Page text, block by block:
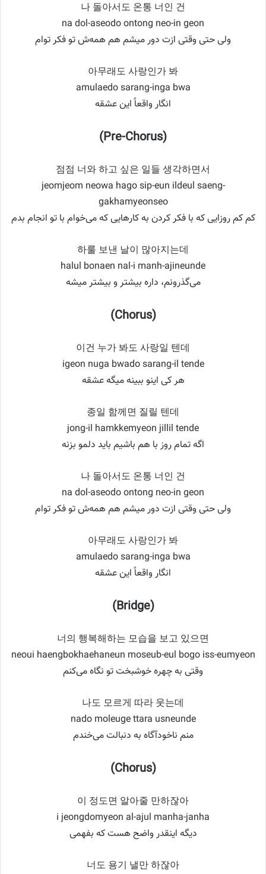
나 돌아서도 온통 너인 건
na dol-aseodo ontong neo-in geon
ولی حتی وقتی ازت دور میشم هم همه‌ش تو فکر توام
아무래도 사랑인가 봐
amulaedo sarang-inga bwa
انگار واقعاً این عشقه
(Pre-Chorus)
점점 너와 하고 싶은 일들 생각하면서
jeomjeom neowa hago sip-eun ildeul saeng-
gakhamyeonseo
کم کم روزایی که با فکر کردن به کارهایی که می‌خوام با تو انجام بدم
하룰 보낸 날이 많아지는데
halul bonaen nal-i manh-ajineunde
می‌گذرونم، داره بیشتر و بیشتر میشه
(Chorus)
이건 누가 봐도 사랑일 텐데
igeon nuga bwado sarang-il tende
هر کی اینو ببینه میگه عشقه
종일 함께면 질릴 텐데
jong-il hamkkemyeon jillil tende
اگه تمام روز با هم باشیم باید دلمو بزنه
나 돌아서도 온통 너인 건
na dol-aseodo ontong neo-in geon
ولی حتی وقتی ازت دور میشم هم همه‌ش تو فکر توام
아무래도 사랑인가 봐
amulaedo sarang-inga bwa
انگار واقعاً این عشقه
(Bridge)
너의 행복해하는 모습을 보고 있으면
neoui haengbokhaehaneun moseub-eul bogo iss-eumyeon
وقتی به چهره خوشبخت تو نگاه می‌کنم
나도 모르게 따라 웃는데
nado moleuge ttara usneunde
منم ناخودآگاه به دنبالت می‌خندم
(Chorus)
이 정도면 알아줄 만하잖아
i jeongdomyeon al-ajul manha-janha
دیگه اینقدر واضح هست که بفهمی
너도 용기 낼만 하잖아